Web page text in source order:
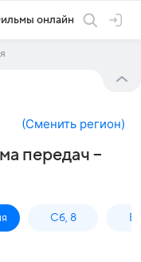
онлайн
(Сменить регион)
передач –
Сб, 8